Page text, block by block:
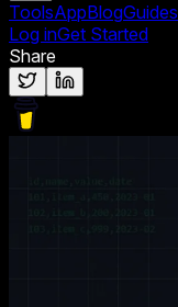
ToolsAppBlogGuides
Log inGet Started
Share